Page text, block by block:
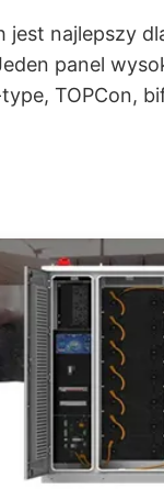
najlepszy
panel
TOPCon,